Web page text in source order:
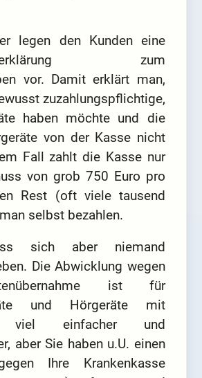
legen den Kunden eine
zum
vor. Damit erklärt man,
zuzahlungspflichtige,
haben möchte und die
von der Kasse nicht
Fall zahlt die Kasse nur
von grob 750 Euro pro
Rest (oft viele tausend
selbst bezahlen.
sich aber niemand
Die Abwicklung wegen
ist für
und Hörgeräte mit
viel einfacher und
aber Sie haben u.U. einen
Ihre Krankenkasse